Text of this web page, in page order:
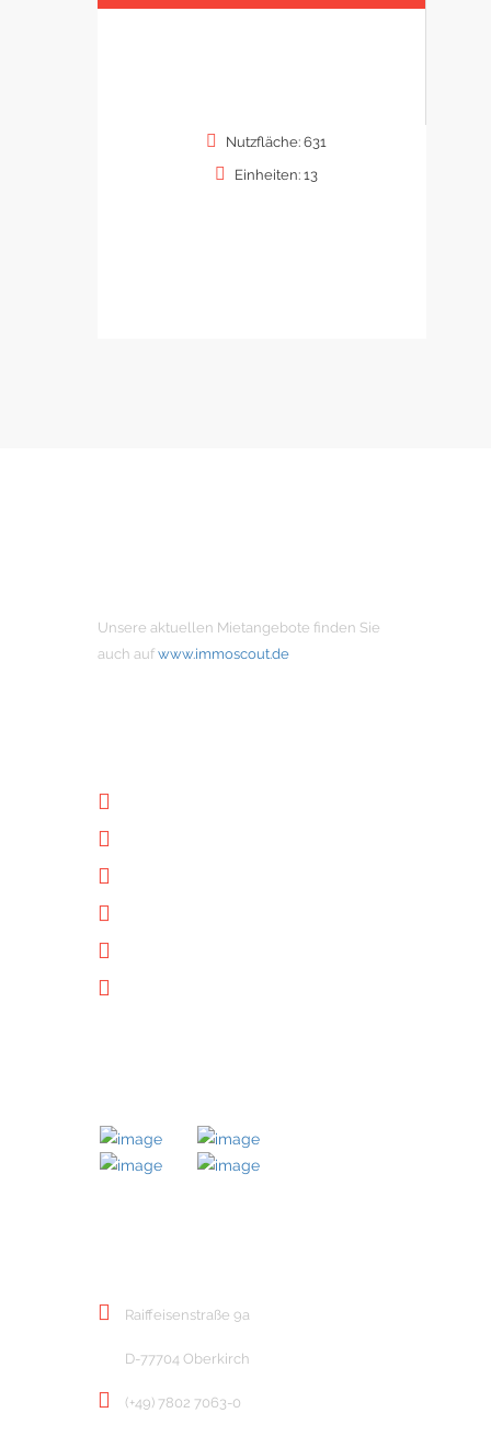
Nutzfläche: 631
Einheiten: 13
Unsere aktuellen Mietangebote finden Sie
auch auf www.immoscout.de
Raiffeisenstraße 9a
D-77704 Oberkirch
(+49) 7802 7063-0